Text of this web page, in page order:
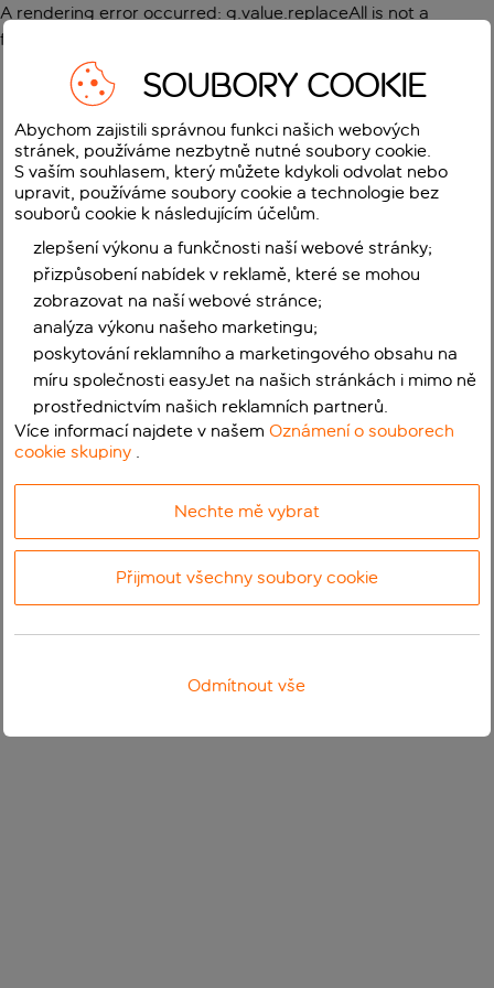
A rendering error occurred: g.value.replaceAll is not a
function
SOUBORY COOKIE
Abychom zajistili správnou funkci našich webových
stránek, používáme nezbytně nutné soubory cookie.
S vaším souhlasem, který můžete kdykoli odvolat nebo
upravit, používáme soubory cookie a technologie bez
souborů cookie k následujícím účelům.
zlepšení výkonu a funkčnosti naší webové stránky;
přizpůsobení nabídek v reklamě, které se mohou
zobrazovat na naší webové stránce;
analýza výkonu našeho marketingu;
poskytování reklamního a marketingového obsahu na
míru společnosti easyJet na našich stránkách i mimo ně
prostřednictvím našich reklamních partnerů.
Více informací najdete v našemOznámení o souborech
cookie skupiny .
Nechte mě vybrat
Přijmout všechny soubory cookie
Odmítnout vše